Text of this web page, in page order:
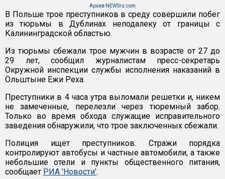
Архив NEWSru.com
В Польше трое преступников в среду совершили побег
из тюрьмы в Дублинах неподалеку от границы с
Калининградской областью.
Из тюрьмы сбежали трое мужчин в возрасте от 27 до
29 лет, сообщил журналистам пресс-секретарь
Окружной инспекции службы исполнения наказаний в
Ольштыне Ежи Реха.
Преступники в 4 часа утра выломали решетки и, никем
не замеченные, перелезли через тюремный забор.
Только во время обхода служащие исправительного
заведения обнаружили, что трое заключенных сбежали.
Полиция ищет преступников. Стражи порядка
контролируют автобусы и частные автомобили, а также
небольшие отели и пункты общественного питания,
сообщает РИА 'Новости'.